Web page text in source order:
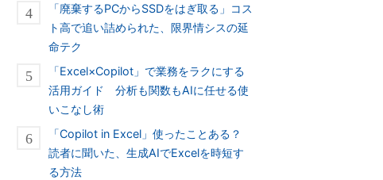
「廃棄するPCからSSDをはぎ取る」コス
ト高で追い詰められた、限界情シスの延
命テク
「Excel×Copilot」で業務をラクにする
活用ガイド 分析も関数もAIに任せる使
いこなし術
「Copilot in Excel」使ったことある？
読者に聞いた、生成AIでExcelを時短す
る方法